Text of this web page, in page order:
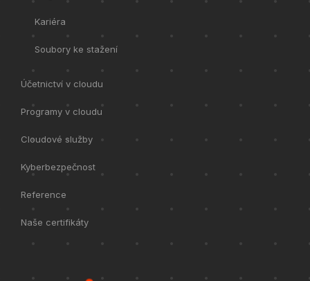
Kariéra
Soubory ke stažení
Účetnictví v cloudu
Programy v cloudu
Cloudové služby
Kyberbezpečnost
Reference
Naše certifikáty